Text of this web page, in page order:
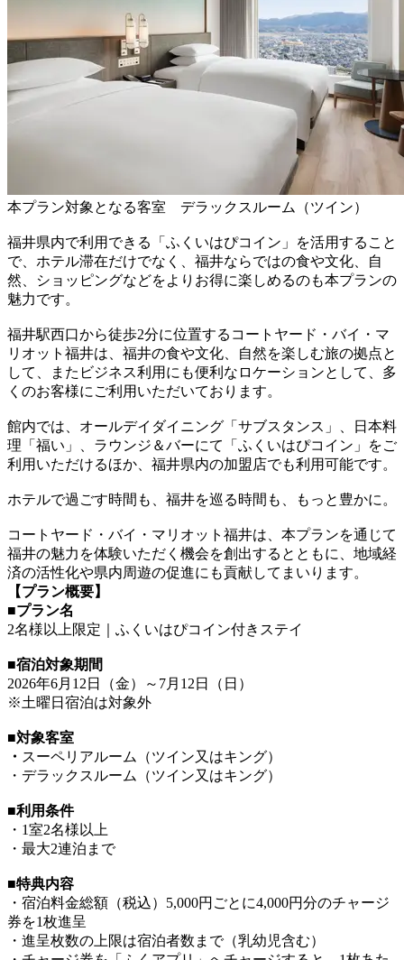
本プラン対象となる客室 デラックスルーム（ツイン）
福井県内で利用できる「ふくいはぴコイン」を活用すること
で、ホテル滞在だけでなく、福井ならではの食や文化、自
然、ショッピングなどをよりお得に楽しめるのも本プランの
魅力です。
福井駅西口から徒歩2分に位置するコートヤード・バイ・マ
リオット福井は、福井の食や文化、自然を楽しむ旅の拠点と
して、またビジネス利用にも便利なロケーションとして、多
くのお客様にご利用いただいております。
館内では、オールデイダイニング「サブスタンス」、日本料
理「福い」、ラウンジ＆バーにて「ふくいはぴコイン」をご
利用いただけるほか、福井県内の加盟店でも利用可能です。
ホテルで過ごす時間も、福井を巡る時間も、もっと豊かに。
コートヤード・バイ・マリオット福井は、本プランを通じて
福井の魅力を体験いただく機会を創出するとともに、地域経
済の活性化や県内周遊の促進にも貢献してまいります。
【プラン概要】
■プラン名
2名様以上限定｜ふくいはぴコイン付きステイ
■宿泊対象期間
2026年6月12日（金）～7月12日（日）
※土曜日宿泊は対象外
■対象客室
・ スーペリアルーム（ツイン又はキング）
・デラックスルーム（ツイン又はキング）
■利用条件
・1室2名様以上
・最大2連泊まで
■特典内容
・宿泊料金総額（税込）5,000円ごとに4,000円分のチャージ
券を1枚進呈
・進呈枚数の上限は宿泊者数まで（乳幼児含む）